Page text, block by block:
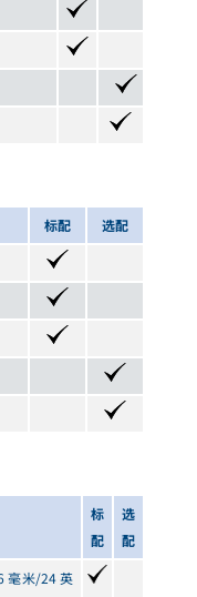
标配
选配
标
配
选
配
毫米/24 英